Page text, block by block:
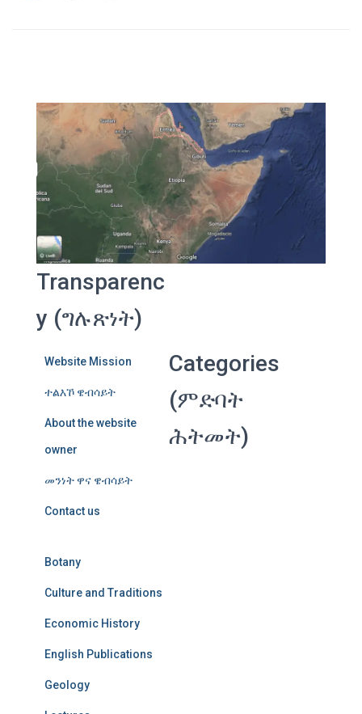
Transparenc
y (ግሉጽነት)
Website Mission
ተልእኾ ዌብሳይት
About the website
owner
መንነት ዋና ዌብሳይት
Contact us
Categories
(ምድባት
ሕትመት)
Botany
Culture and Traditions
Economic History
English Publications
Geology